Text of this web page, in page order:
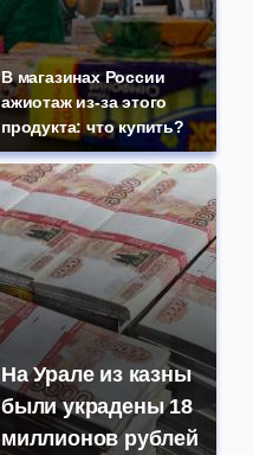
В магазинах России
ажиотаж из-за этого
продукта: что купить?
На Урале из казны
были украдены 18
миллионов рублей